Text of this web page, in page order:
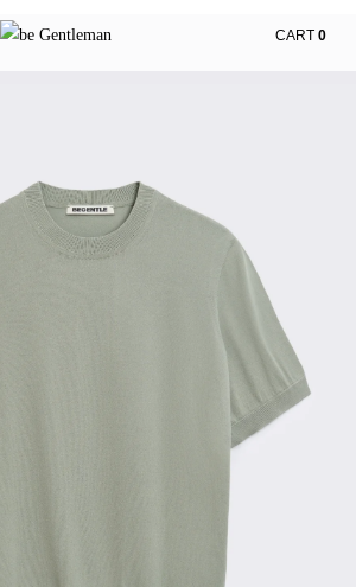
CART 0